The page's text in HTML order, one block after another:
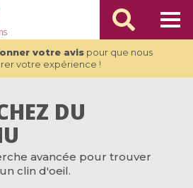
votre avispour que nous
votre expérience !
DU
avancée pour trouver
clin d'oeil.